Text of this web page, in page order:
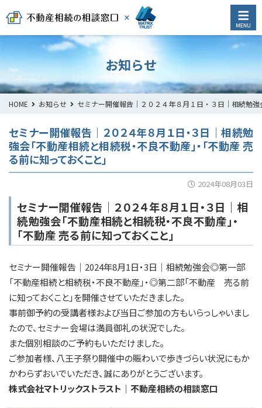
お知らせ
HOME お知らせ セミナー開催報告｜２０２４年８月１日・３日｜相続勉
セミナー開催報告｜２０２４年８月１日・３日｜相続勉
強会「不動産相続と相続税・不良不動産」・「不動産 売
る前に知っておくこと」
2024年08月03日
セミナー開催報告｜２０２４年８月１日・３日｜相
続勉強会「不動産相続と相続税・不良不動産」・
「不動産 売る前に知っておくこと」
セミナー開催報告｜2024年8月1日・3日｜相続勉強会◎第一部
「不動産相続と相続税・不良不動産」・◎第二部「不動産 売る前
に知っておくこと」を開催させていただきました。
事前御予約の受講者様および当日ご参加の方もいらっしゃいまし
たので、セミナー会場は満員御礼の状況でした。
また個別相談のご予約もいただけました。
ご参加者様、八王子祭り開催中の賑わいで歩きづらい状況にもか
かわらずおいでいただき、誠にありがとうございます。
株式会社マトリックストラスト｜不動産相続の相談窓口